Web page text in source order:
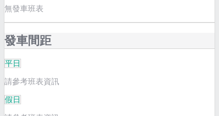
無發車班表
發車間距
平日
請參考班表資訊
假日